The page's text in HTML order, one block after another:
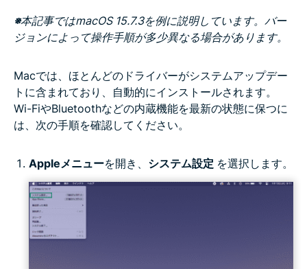
※本記事ではmacOS 15.7.3を例に説明しています。バー
ジョンによって操作手順が多少異なる場合があります。
Macでは、ほとんどのドライバーがシステムアップデー
トに含まれており、自動的にインストールされます。
Wi-FiやBluetoothなどの内蔵機能を最新の状態に保つに
は、次の手順を確認してください。
Appleメニューを開き、 システム設定 を選択します。